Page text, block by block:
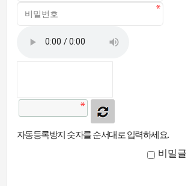
자동등록방지 숫자를 순서대로 입력하세요.
비밀글